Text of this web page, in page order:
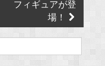
フィギュアが登
場！